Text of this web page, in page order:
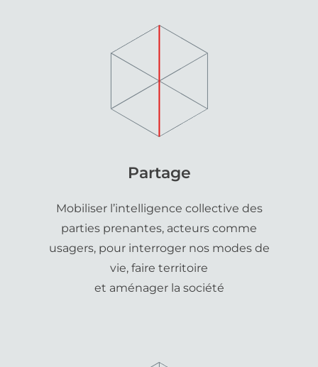
Partage
Mobiliser l’intelligence collective des
parties prenantes, acteurs comme
usagers, pour interroger nos modes de
vie, faire territoire
et aménager la société